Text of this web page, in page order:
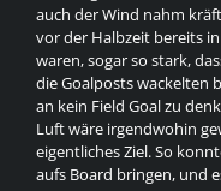
auch der Wind nahm
vor der Halbzeit bereits
waren, sogar so stark,
die Goalposts wackelten
an kein Field Goal zu
Luft wäre irgendwohin
eigentliches Ziel. So
aufs Board bringen, und